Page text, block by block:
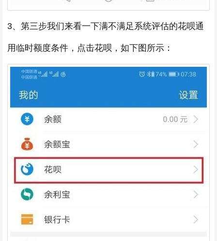
3、第三步我们来看一下满不满足系统评估的花呗通
用临时额度条件，点击花呗，如下图所示：